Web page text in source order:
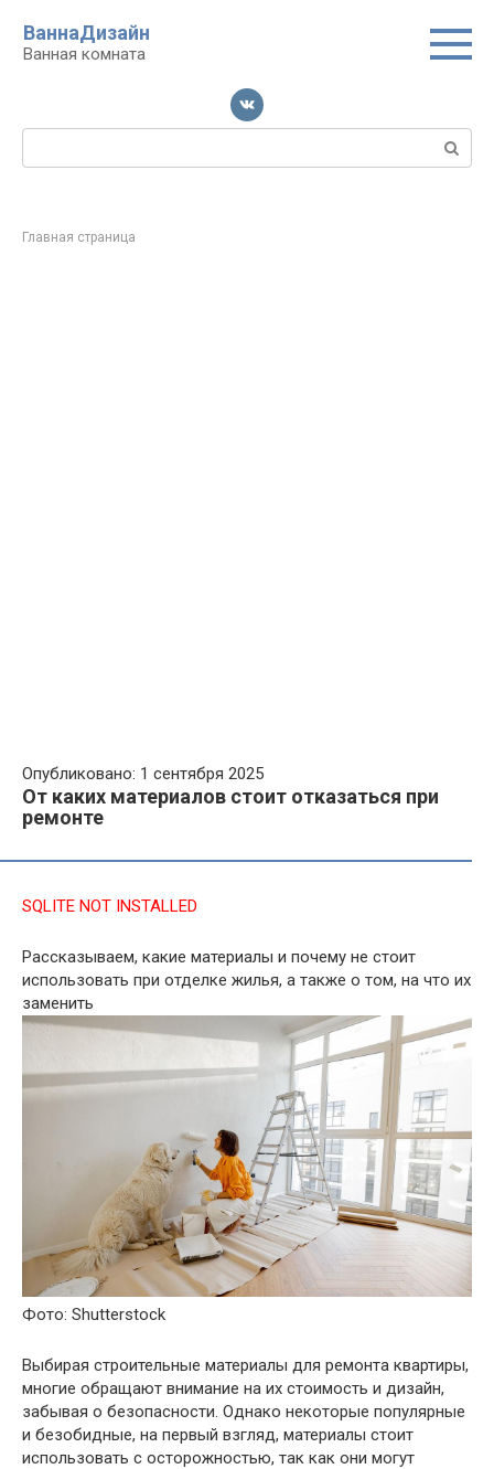
контенту
ВаннаДизайн
Ванная комната
Поиск:
Главная страница
Опубликовано: 1 сентября 2025
От каких материалов стоит отказаться при
ремонте
SQLITE NOT INSTALLED
Рассказываем, какие материалы и почему не стоит
использовать при отделке жилья, а также о том, на что их
заменить
Фото: Shutterstock
Выбирая строительные материалы для ремонта квартиры,
многие обращают внимание на их стоимость и дизайн,
забывая о безопасности. Однако некоторые популярные
и безобидные, на первый взгляд, материалы стоит
использовать с осторожностью, так как они могут